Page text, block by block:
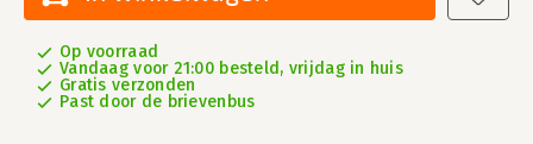
Op voorraad
Vandaag voor 21:00 besteld, vrijdag in huis
Gratis verzonden
Past door de brievenbus